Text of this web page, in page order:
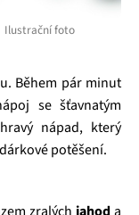
Ilustrační foto
Během pár minut
se šťavnatým
nápad, který
potěšení.